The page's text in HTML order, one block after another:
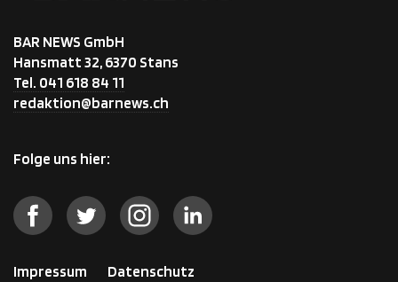
BAR NEWS GmbH
Hansmatt 32, 6370 Stans
Tel. 041 618 84 11
redaktion@barnews.ch
Folge uns hier:
Impressum Datenschutz